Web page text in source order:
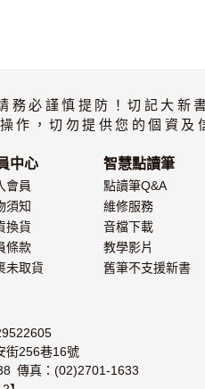
務必謹慎提防！切記大新
作，切勿提供您的個資及
中心
會員
須知
換貨
條款
未取貨
智慧點讀筆
點讀筆Q&A
維修服務
音檔下載
教學影片
舊筆不支援新書
街256巷16號
傳真：(02)2701-1633